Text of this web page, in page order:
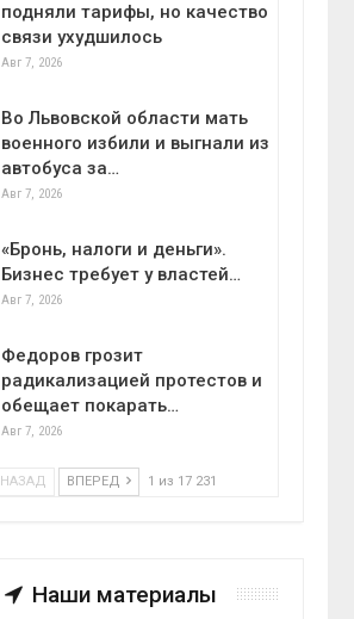
подняли тарифы, но качество
связи ухудшилось
Авг 7, 2026
Во Львовской области мать
военного избили и выгнали из
автобуса за…
Авг 7, 2026
«Бронь, налоги и деньги».
Бизнес требует у властей…
Авг 7, 2026
Федоров грозит
радикализацией протестов и
обещает покарать…
Авг 7, 2026
НАЗАД ВПЕРЕД 1 из 17 231
Наши материалы